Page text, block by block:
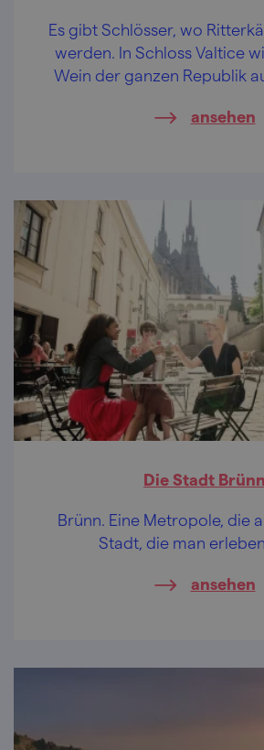
Es gibt Schlösser, wo
werden. In Schloss Valtice
Wein der ganzen Republik
ansehen
Die Stadt Brünn
Brünn. Eine Metropole, die
Stadt, die man
ansehen